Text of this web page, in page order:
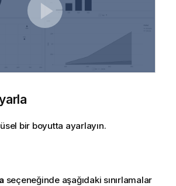
bir boyutta ayarlayın.
seçeneğinde aşağıdaki sınırlamalar